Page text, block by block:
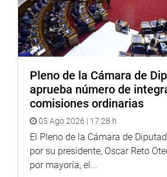
Es preciso señalar que los
serie de recomendaciones tanto a
la familia, en una enérgica invitación
interés superior de niños, niñas y
centrales y prioritarios en los medios
decir que sus derechos estén en el
PRENSA-CONGRESO
Puede encontrar más información en
y redes sociales.
http://www.congreso.gob.pe/
Pleno de la Cámara de
aprueba número de
comisiones ordinarias
05 Ago 2026 | 17:28 h
El Pleno de la Cámara de
por su presidente, Oscar Reto
por mayoría, el...